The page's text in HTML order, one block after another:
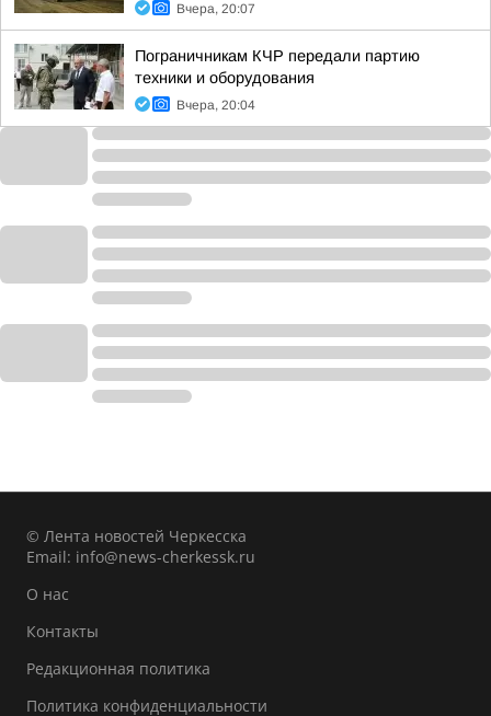
Вчера, 20:07
Пограничникам КЧР передали партию
техники и оборудования
Вчера, 20:04
© Лента новостей Черкесска
Email: info@news-cherkessk.ru
О нас
Контакты
Редакционная политика
Политика конфиденциальности